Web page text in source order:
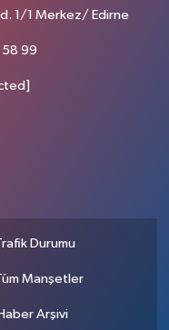
1/1 Merkez/ Edirne
99
Durumu
Manşetler
Arşivi